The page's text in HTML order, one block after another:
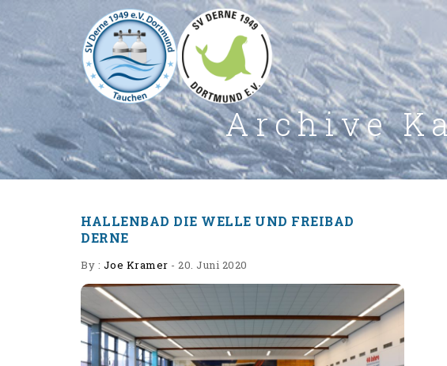
Archive
HALLENBAD DIE WELLE UND FREIBAD
DERNE
By : Joe Kramer - 20. Juni 2020